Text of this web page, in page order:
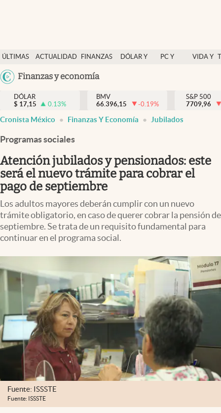
ÚLTIMAS
NOTICIAS
ACTUALIDAD
FINANZAS
DÓLAR Y
PC Y
VIDA Y
México
Finanzas y economía
Actualidad
Finanzas y economía
Dólar y mercados
Pc y celular
Vida y estilo
Tv
Clima
abre en nueva pestaña
México
DÓLAR
$ 17,15 0.13%
BMV
66.396,15
-0.19%
S&P 500
7709,96
Cronista México Finanzas Y Economía Jubilados
Programas sociales
Atención jubilados y pensionados: este
será el nuevo trámite para cobrar el
pago de septiembre
Los adultos mayores deberán cumplir con un nuevo
trámite obligatorio, en caso de querer cobrar la pensión de
septiembre. Se trata de un requisito fundamental para
continuar en el programa social.
Fuente: ISSSTE
Fuente: ISSSTE